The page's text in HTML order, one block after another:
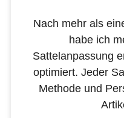
Nach mehr als
habe ich
Sattelanpassung
optimiert. Jeder
Methode und